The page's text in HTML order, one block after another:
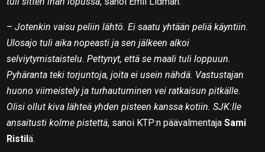
–Jotenkin vaisu peliin lähtö. Ei saatu yhtään peliä käyntiin.
Ulosajo tuli aika nopeasti ja sen jälkeen alkoi
selviytymistaistelu. Pettynyt, että se maali tuli loppuun.
Pyhäranta teki torjuntoja, joita ei usein nähdä. Vastustajan
huono viimeistely ja turhautuminen vei ratkaisun pitkälle.
Olisi ollut kiva lähteä yhden pisteen kanssa kotiin. SJK:lle
ansaitusti kolme pistettä, sanoi KTP:n päävalmentajaSami
Ristilä.